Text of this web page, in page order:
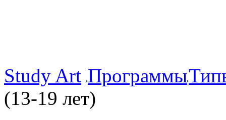
Study Art Программы
(13-19 лет)